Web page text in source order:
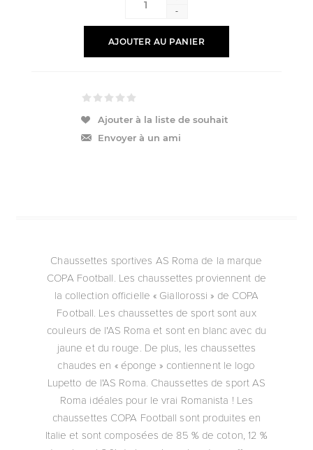
-
AJOUTER AU PANIER
Ajouter à la liste de souhait
Envoyer à un ami
Chaussettes sportives AS Roma de la marque
COPA Football. Les chaussettes proviennent de
la collection officielle « Giallorossi » de COPA
Football. Les chaussettes de sport sont aux
couleurs de l'AS Roma et sont en blanc avec du
jaune et du rouge. De plus, les chaussettes
chaudes en « éponge » contiennent le logo
Lupetto de l'AS Roma. Chaussettes de sport AS
Roma idéales pour le vrai Romanista ! Les
chaussettes COPA Football sont produites en
Italie et sont composées de 85 % de coton, 12 %